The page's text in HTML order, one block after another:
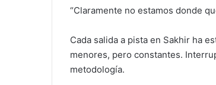
“Claramente no estamos donde
Cada salida a pista en Sakhir ha
menores, pero constantes.
metodología.